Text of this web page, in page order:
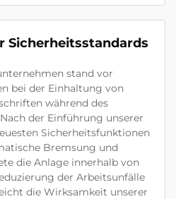
Sicherheitsstandards
stand vor
bei der Einhaltung von
während des
der Einführung unserer
Sicherheitsfunktionen
Bremsung und
die Anlage innerhalb von
der Arbeitsunfälle
die Wirksamkeit unserer